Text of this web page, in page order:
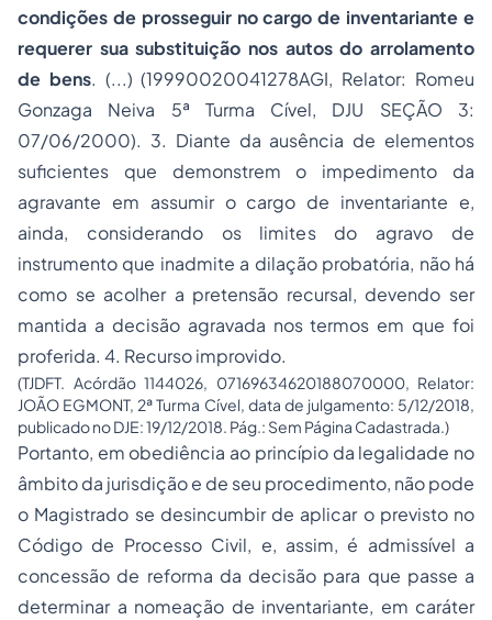
condições de prosseguir no cargo de inventariante e
requerer sua substituição nos autos do arrolamento
de bens. (...) (19990020041278AGI, Relator: Romeu
Gonzaga Neiva 5ª Turma Cível, DJU SEÇÃO 3:
07/06/2000). 3. Diante da ausência de elementos
suficientes que demonstrem o impedimento da
agravante em assumir o cargo de inventariante e,
ainda, considerando os limites do agravo de
instrumento que inadmite a dilação probatória, não há
como se acolher a pretensão recursal, devendo ser
mantida a decisão agravada nos termos em que foi
proferida. 4. Recurso improvido.
(TJDFT. Acórdão 1144026, 07169634620188070000, Relator:
JOÃO EGMONT, 2ª Turma Cível, data de julgamento: 5/12/2018,
publicado no DJE: 19/12/2018. Pág.: Sem Página Cadastrada.)
Portanto, em obediência ao princípio da legalidade no
âmbito da jurisdição e de seu procedimento, não pode
o Magistrado se desincumbir de aplicar o previsto no
Código de Processo Civil, e, assim, é admissível a
concessão de reforma da decisão para que passe a
determinar a nomeação de inventariante, em caráter